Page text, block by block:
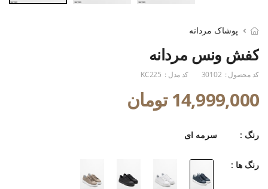
پوشاک مردانه
کفش ونس مردانه
کد محصول : 30102 کد مدل : KC225
14,999,000 تومان
رنگ : سرمه ای
رنگ ها :